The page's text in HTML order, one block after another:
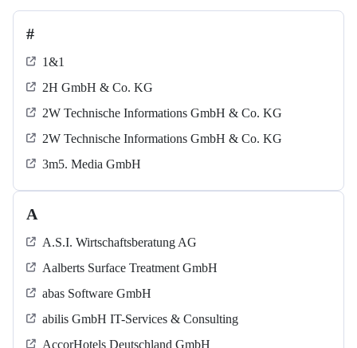
#
1&1
2H GmbH & Co. KG
2W Technische Informations GmbH & Co. KG
2W Technische Informations GmbH & Co. KG
3m5. Media GmbH
A
A.S.I. Wirtschaftsberatung AG
Aalberts Surface Treatment GmbH
abas Software GmbH
abilis GmbH IT-Services & Consulting
AccorHotels Deutschland GmbH